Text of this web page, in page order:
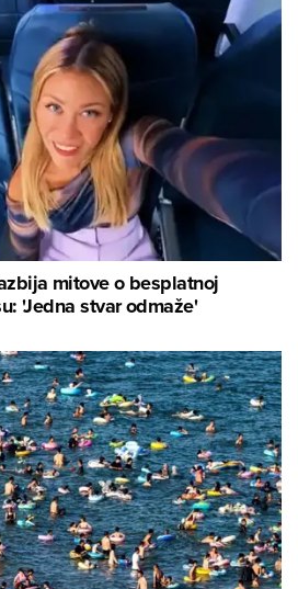
mitove o besplatnoj
'Jedna stvar odmaže'